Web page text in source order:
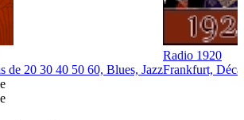
de 20 30 40 50 60, Blues, Jazz
Radio 1920
Frankfurt,